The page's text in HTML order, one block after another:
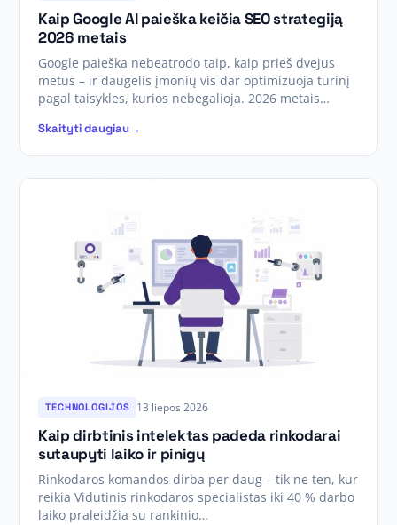
Kaip Google AI paieška keičia SEO strategiją
2026 metais
Google paieška nebeatrodo taip, kaip prieš dvejus
metus – ir daugelis įmonių vis dar optimizuoja turinį
pagal taisykles, kurios nebegalioja. 2026 metais…
Skaityti daugiau
TECHNOLOGIJOS 13 liepos 2026
Kaip dirbtinis intelektas padeda rinkodarai
sutaupyti laiko ir pinigų
Rinkodaros komandos dirba per daug – tik ne ten, kur
reikia Vidutinis rinkodaros specialistas iki 40 % darbo
laiko praleidžia su rankinio…